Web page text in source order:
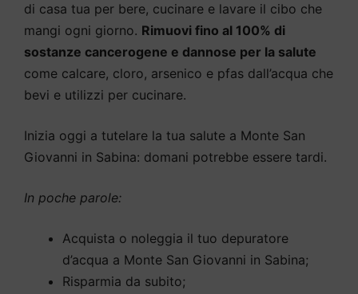
di casa tua per bere, cucinare e lavare il cibo che
mangi ogni giorno. Rimuovi fino al 100% di
sostanze cancerogene e dannose per la salute
come calcare, cloro, arsenico e pfas dall’acqua che
bevi e utilizzi per cucinare.
Inizia oggi a tutelare la tua salute a Monte San
Giovanni in Sabina: domani potrebbe essere tardi.
In poche parole:
Acquista o noleggia il tuo depuratore
d’acqua a Monte San Giovanni in Sabina;
Risparmia da subito;